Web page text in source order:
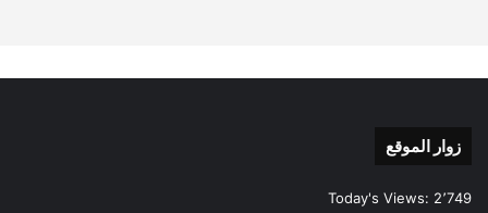
زوار الموقع
Today's Views: 2٬749